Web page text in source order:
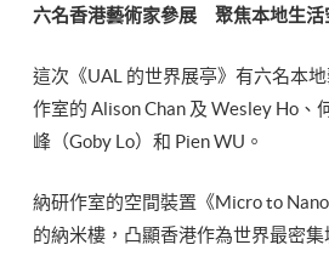
六名香港藝術家參展 聚焦本地生活
這次《UAL 的世界展亭》有六名本
作室的 Alison Chan 及 Wesley Ho、
峰（Goby Lo）和 Pien WU。
納研作室的空間裝置《Micro to
的納米樓，凸顯香港作為世界最密